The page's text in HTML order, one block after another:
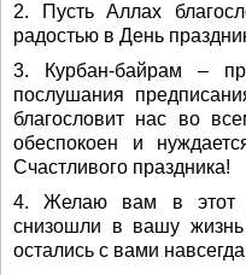
2. Пусть Аллах
радостью в День
3. Курбан-байрам –
послушания
благословит нас во
обеспокоен и
Счастливого праздника!
4. Желаю вам в этот
снизошли в вашу
остались с вами